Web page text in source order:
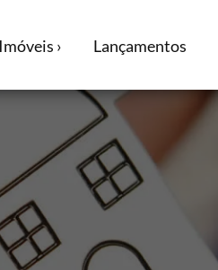
+ despesas
Imóveis › Lançamentos